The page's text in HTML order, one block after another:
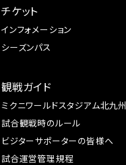
チケット
インフォメーション
シーズンパス
観戦ガイド
ミクニワールドスタジアム北九州
試合観戦時のルール
ビジターサポーターの皆様へ
試合運営管理規程